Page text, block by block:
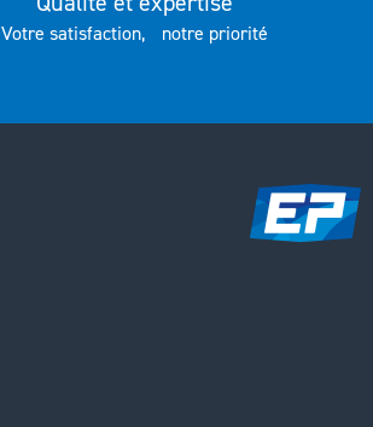
Votre satisfaction, notre priorité